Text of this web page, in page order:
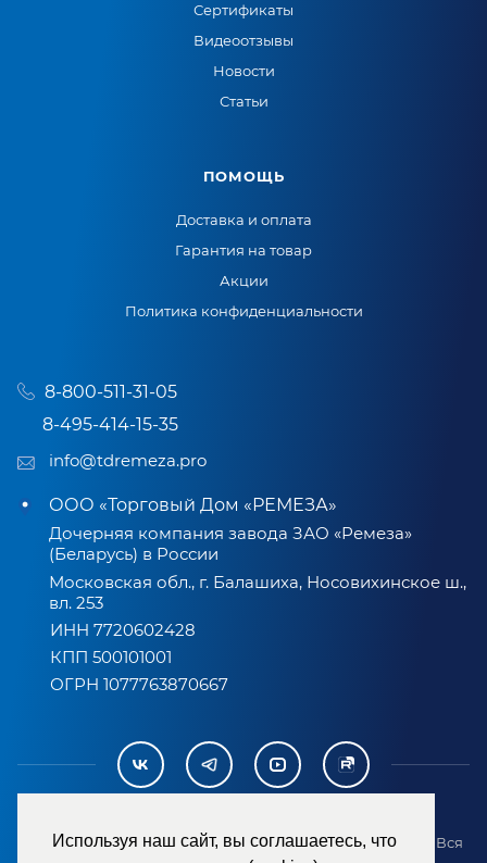
Используя наш сайт, вы соглашаетесь, что
Сертификаты
Видеоотзывы
Новости
Статьи
ПОМОЩЬ
Доставка и оплата
Гарантия на товар
Акции
Политика конфиденциальности
8-800-511-31-05
8-495-414-15-35
info@tdremeza.pro
ООО «Торговый Дом «РЕМЕЗА»
Дочерняя компания завода ЗАО «Ремеза»
(Беларусь) в России
Московская обл., г. Балашиха, Носовихинское ш.,
вл. 253
ИНН 7720602428
КПП 500101001
ОГРН 1077763870667
2007-2026 © ООО «ТД «РЕМЕЗА». Все права защищены. Вся